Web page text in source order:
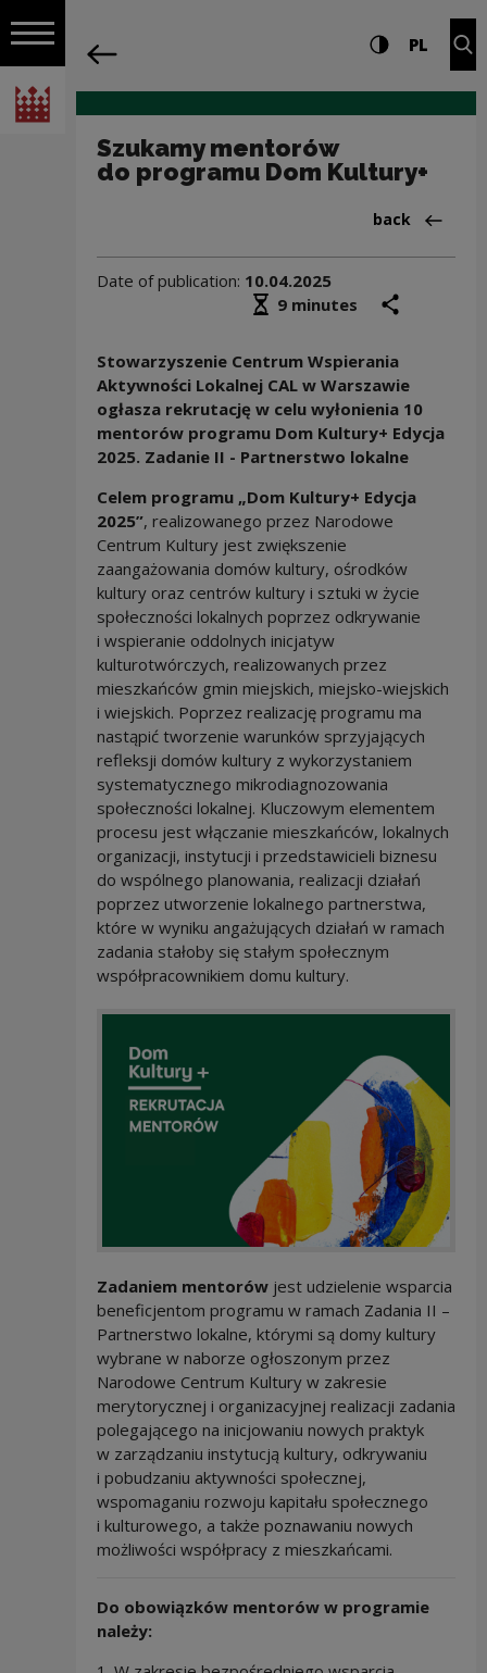
Open navigation
National Centre for Culture Poland
Navigation Settings and search
High contrast
PL
Szukamy mentorów
do programu Dom Kultury+
Back
back
Date of publication: 10.04.2025
Średni czas czytania
9 minutes
Stowarzyszenie Centrum Wspierania
Aktywności Lokalnej CAL w Warszawie
ogłasza rekrutację w celu wyłonienia 10
mentorów programu Dom Kultury+ Edycja
2025. Zadanie II - Partnerstwo lokalne
Celem programu „Dom Kultury+ Edycja
2025”, realizowanego przez Narodowe
Centrum Kultury jest zwiększenie
zaangażowania domów kultury, ośrodków
kultury oraz centrów kultury i sztuki w życie
społeczności lokalnych poprzez odkrywanie
i wspieranie oddolnych inicjatyw
kulturotwórczych, realizowanych przez
mieszkańców gmin miejskich, miejsko-wiejskich
i wiejskich. Poprzez realizację programu ma
nastąpić tworzenie warunków sprzyjających
refleksji domów kultury z wykorzystaniem
systematycznego mikrodiagnozowania
społeczności lokalnej. Kluczowym elementem
procesu jest włączanie mieszkańców, lokalnych
organizacji, instytucji i przedstawicieli biznesu
do wspólnego planowania, realizacji działań
poprzez utworzenie lokalnego partnerstwa,
które w wyniku angażujących działań w ramach
zadania stałoby się stałym społecznym
współpracownikiem domu kultury.
Zadaniem mentorów jest udzielenie wsparcia
beneficjentom programu w ramach Zadania II –
Partnerstwo lokalne, którymi są domy kultury
wybrane w naborze ogłoszonym przez
Narodowe Centrum Kultury w zakresie
merytorycznej i organizacyjnej realizacji zadania
polegającego na inicjowaniu nowych praktyk
w zarządzaniu instytucją kultury, odkrywaniu
i pobudzaniu aktywności społecznej,
wspomaganiu rozwoju kapitału społecznego
i kulturowego, a także poznawaniu nowych
możliwości współpracy z mieszkańcami.
Do obowiązków mentorów w programie
należy: